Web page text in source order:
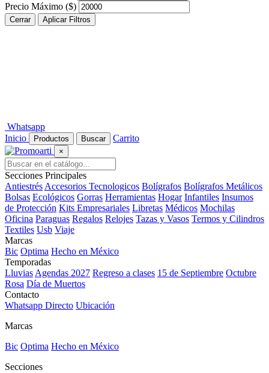
Precio Máximo ($)
Cerrar Aplicar Filtros
Whatsapp
Inicio
Productos Buscar Carrito
×
Secciones Principales
Antiestrés Accesorios Tecnologicos Bolígrafos Bolígrafos Metálicos
Bolsas Ecológicos Gorras Herramientas Hogar Infantiles Insumos
de Protección Kits Empresariales Libretas Médicos Mochilas
Oficina Paraguas Regalos Relojes Tazas y Vasos Termos y Cilindros
Textiles Usb Viaje
Marcas
Bic Optima Hecho en México
Temporadas
Lluvias Agendas 2027 Regreso a clases 15 de Septiembre Octubre
Rosa Día de Muertos
Contacto
Whatsapp Directo Ubicación
Marcas
Bic Optima Hecho en México
Secciones